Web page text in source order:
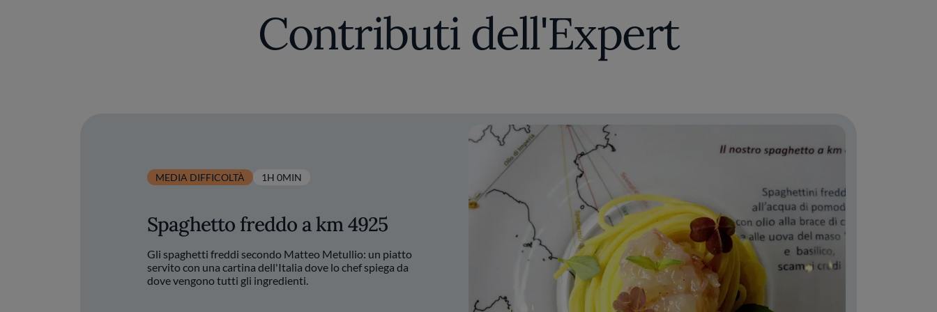
personale. I sapori del mare e della terra sono una fonte di grande ispirazione per lo chef, che nei suoi piatti li fonde con ispirazioni che
evocano l’oriente. Per il ristorante Harry’s Piccolo, ha messo a punto, in collaborazione con lo chef Davide De Pra, una cucina “a
chilometro vero”, che valorizza ingredienti arrivati da vicino e da lontano, che s’incontrano nei piatti per celebrare l’alta cucina. Il piatto
è un esempio perfetto della loro visione, unendo ingredienti locali e arrivati da lontano: si tratta di uno spaghettino
Contributi dell'Expert
MEDIA DIFFICOLTÀ 1H 0MIN
Spaghetto freddo a km 4925
Gli spaghetti freddi secondo Matteo Metullio: un piatto
servito con una cartina dell'Italia dove lo chef spiega da
dove vengono tutti gli ingredienti.